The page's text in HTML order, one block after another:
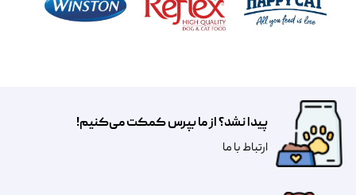
پیدا نشد؟ از ما بپرس کمکت می‌کنیم!
​​​ارتباط با ما